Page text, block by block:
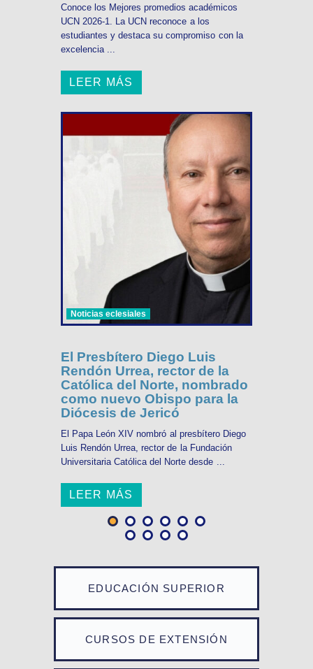
EDUCACIÓN SUPERIOR
CURSOS DE EXTENSIÓN
Conoce los Mejores promedios académicos
UCN 2026-1. La UCN reconoce a los
estudiantes y destaca su compromiso con la
excelencia ...
LEER MÁS
Noticias eclesiales
El Presbítero Diego Luis
Rendón Urrea, rector de la
Católica del Norte, nombrado
como nuevo Obispo para la
Diócesis de Jericó
El Papa León XIV nombró al presbítero Diego
Luis Rendón Urrea, rector de la Fundación
Universitaria Católica del Norte desde ...
LEER MÁS